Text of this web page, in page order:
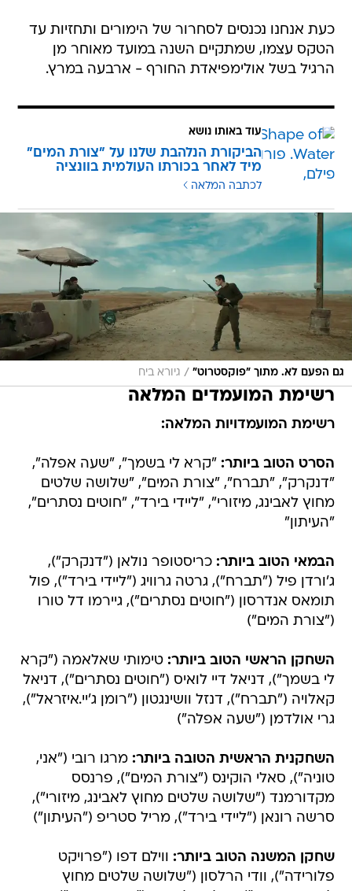
כעת אנחנו נכנסים לסחרור של הימורים ותחזיות עד
הטקס עצמו, שמתקיים השנה במועד מאוחר מן
הרגיל בשל אולימפיאדת החורף - ארבעה במרץ.
עוד באותו נושא
הביקורת הנלהבת שלנו על "צורת המים"
מיד לאחר בכורתו העולמית בוונציה
לכתבה המלאה
גם הפעם לא. מתוך "פוקסטרוט" / גיורא ביח
רשימת המועמדים המלאה
רשימת המועמדויות המלאה:
הסרט הטוב ביותר: "קרא לי בשמך", "שעה אפלה",
"דנקרק", "תברח", "צורת המים", "שלושה שלטים
מחוץ לאבינג, מיזורי", "ליידי בירד", "חוטים נסתרים",
"העיתון"
הבמאי הטוב ביותר: כריסטופר נולאן ("דנקרק"),
ג'ורדן פיל ("תברח"), גרטה גרוויג ("ליידי בירד"), פול
תומאס אנדרסון ("חוטים נסתרים"), גיירמו דל טורו
("צורת המים")
השחקן הראשי הטוב ביותר: טימותי שאלאמה ("קרא
לי בשמך"), דניאל דיי לואיס ("חוטים נסתרים"), דניאל
קאלויה ("תברח"), דנזל וושינגטון ("רומן ג'יי.איזראל"),
גרי אולדמן ("שעה אפלה")
השחקנית הראשית הטובה ביותר: מרגו רובי ("אני,
טוניה"), סאלי הוקינס ("צורת המים"), פרנסס
מקדורמנד ("שלושה שלטים מחוץ לאבינג, מיזורי"),
סרשה רונאן ("ליידי בירד"), מריל סטריפ ("העיתון")
שחקן המשנה הטוב ביותר: ווילם דפו ("פרויקט
פלורידה"), וודי הרלסון ("שלושה שלטים מחוץ